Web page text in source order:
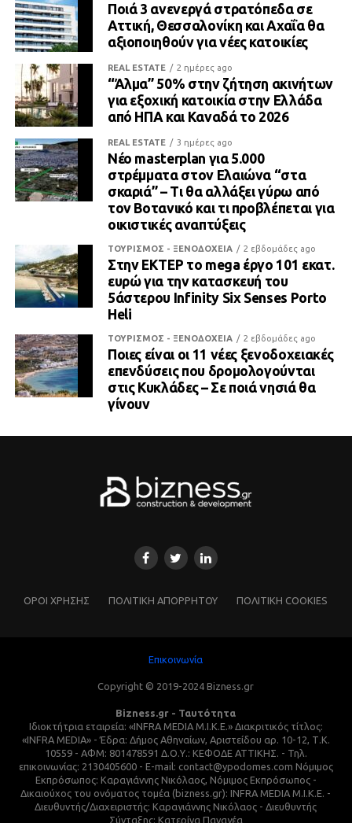
Ποιά 3 ανενεργά στρατόπεδα σε
Αττική, Θεσσαλονίκη και Αχαΐα θα
αξιοποιηθούν για νέες κατοικίες
REAL ESTATE 2 ημέρες ago
“Άλμα” 50% στην ζήτηση ακινήτων
για εξοχική κατοικία στην Ελλάδα
από ΗΠΑ και Καναδά το 2026
REAL ESTATE 3 ημέρες ago
Νέο masterplan για 5.000
στρέμματα στον Ελαιώνα “στα
σκαριά” – Τι θα αλλάξει γύρω από
τον Βοτανικό και τι προβλέπεται για
οικιστικές αναπτύξεις
ΤΟΥΡΙΣΜΟΣ - ΞΕΝΟΔΟΧΕΙΑ 2 εβδομάδες ago
Στην ΕΚΤΕΡ το mega έργο 101 εκατ.
ευρώ για την κατασκευή του
5άστερου Infinity Six Senses Porto
Heli
ΤΟΥΡΙΣΜΟΣ - ΞΕΝΟΔΟΧΕΙΑ 2 εβδομάδες ago
Ποιες είναι οι 11 νέες ξενοδοχειακές
επενδύσεις που δρομολογούνται
στις Κυκλάδες – Σε ποιά νησιά θα
γίνουν
ΌΡΟΙ ΧΡΗΣΗΣ ΠΟΛΙΤΙΚΗ ΑΠΟΡΡΗΤΟΥ ΠΟΛΙΤΙΚΗ COOKIES
Επικοινωνία
Copyright © 2019-2024 Bizness.gr
Bizness.gr - Ταυτότητα
Ιδιοκτήτρια εταιρεία: «INFRA MEDIA M.I.K.E.» Διακριτικός τίτλος:
«INFRA MEDIA» - Έδρα: Δήμος Αθηναίων, Αριστείδου αρ. 10-12, Τ.Κ.
10559 - ΑΦΜ: 801478591 Δ.Ο.Υ.: ΚΕΦΟΔΕ ΑΤΤΙΚΗΣ. - Τηλ.
επικοινωνίας: 2130405600 - E-mail: contact@ypodomes.com Νόμιμος
Εκπρόσωπος: Καραγιάννης Νικόλαος, Νόμιμος Εκπρόσωπος -
Δικαιούχος του ονόματος τομέα (bizness.gr): INFRA MEDIA M.I.K.E. -
Διευθυντής/Διαχειριστής: Καραγιάννης Νικόλαος - Διευθυντής
Σύνταξης: Κατερίνα Παναγέα